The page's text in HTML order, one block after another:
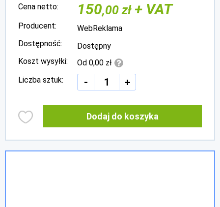
Cena netto: 150,00 zł+ VAT
Producent:
WebReklama
Dostępność:
Dostępny
Koszt wysyłki:
Od 0,00 zł
Liczba sztuk:
- +
Dodaj do koszyka